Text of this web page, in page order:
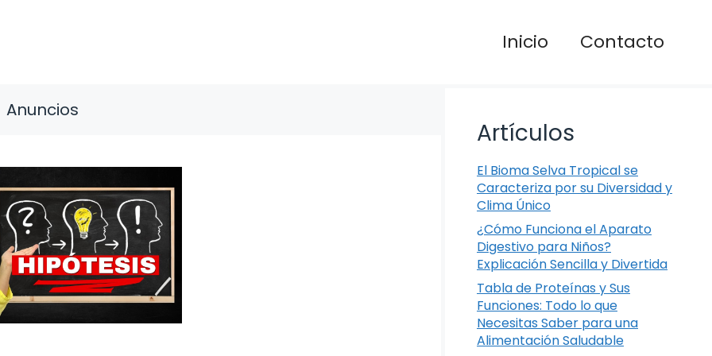
Inicio Contacto
Anuncios
Artículos
El Bioma Selva Tropical se
Caracteriza por su Diversidad y
Clima Único
¿Cómo Funciona el Aparato
Digestivo para Niños?
Explicación Sencilla y Divertida
Tabla de Proteínas y Sus
Funciones: Todo lo que
Necesitas Saber para una
Alimentación Saludable